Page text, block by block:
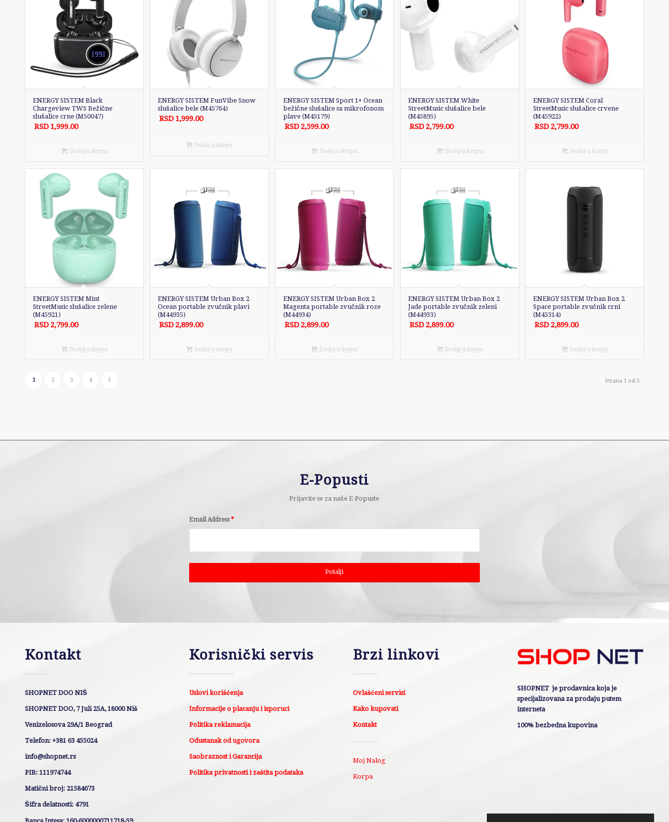
ENERGY SISTEM Black
Chargeview TWS Bežične
slušalice crne (M50047)
RSD 1,999.00
Dodaj u korpu
ENERGY SISTEM FunVibe Snow
slušalice bele (M45764)
RSD 1,999.00
Dodaj u korpu
ENERGY SISTEM Sport 1+ Ocean
bežične slušalice sa mikrofonom
plave (M45179)
RSD 2,599.00
Dodaj u korpu
ENERGY SISTEM White
StreetMusic slušalice bele
(M45895)
RSD 2,799.00
Dodaj u korpu
ENERGY SISTEM Coral
StreetMusic slušalice crvene
(M45922)
RSD 2,799.00
Dodaj u korpu
ENERGY SISTEM Mint
StreetMusic slušalice zelene
(M45921)
RSD 2,799.00
Dodaj u korpu
ENERGY SISTEM Urban Box 2
Ocean portable zvučnik plavi
(M44935)
RSD 2,899.00
Dodaj u korpu
ENERGY SISTEM Urban Box 2
Magenta portable zvučnik roze
(M44934)
RSD 2,899.00
Dodaj u korpu
ENERGY SISTEM Urban Box 2
Jade portable zvučnik zeleni
(M44933)
RSD 2,899.00
Dodaj u korpu
ENERGY SISTEM Urban Box 2
Space portable zvučnik crni
(M45314)
RSD 2,899.00
Dodaj u korpu
Strana 1 od 5
1 2 3 4 5
E-Popusti
Prijavite se za naše E-Popuste
Email Address*
Kontakt
SHOPNET DOO NIŠ
SHOPNET DOO, 7 Juli 25A, 18000 Niš
Venizelosova 29A/1 Beograd
Telefon: +381 63 455024
info@shopnet.rs
PIB: 111974744
Matični broj: 21584673
Šifra delatnosti: 4791
Banca Intesa: 160-6000000711718-59
Korisnički servis
Uslovi korišćenja
Informacije o placanju i isporuci
Politika reklamacija
Odustanak od ugovora
Saobraznost i Garancija
Politika privatnosti i zaštita podataka
Brzi linkovi
Ovlašćeni servisi
Kako kupovati
Kontakt
Moj Nalog
Korpa
SHOPNET je prodavnica koja je
specijalizovana za prodaju putem
interneta
100% bezbedna kupovina